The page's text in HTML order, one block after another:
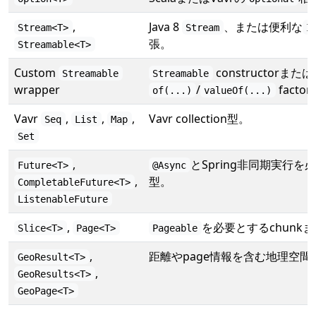
Stream<T> ,
Streamable<T>
Java 8 Stream 、または便利な
張。
Custom
Streamable
wrapper
Streamable constructorまたは
of(...) / valueOf(...)
Vavr
Seq , List , Map ,
Set
Vavr collection型。
Future<T> ,
CompletableFuture<T> ,
ListenableFuture
@Async とSpring非同期実行を
型。
Slice<T> , Page<T> Pageable を必要とするchunk
GeoResult<T> ,
GeoResults<T> ,
GeoPage<T>
距離やpage情報を含む地理空間